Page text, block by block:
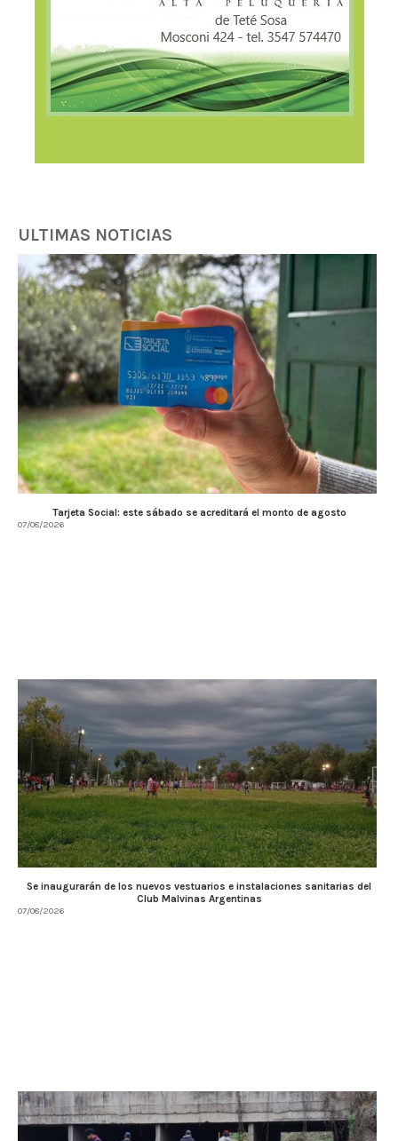
ULTIMAS NOTICIAS
Tarjeta Social: este sábado se acreditará el monto de agosto
07/08/2026
Se inaugurarán de los nuevos vestuarios e instalaciones sanitarias del
Club Malvinas Argentinas
07/08/2026